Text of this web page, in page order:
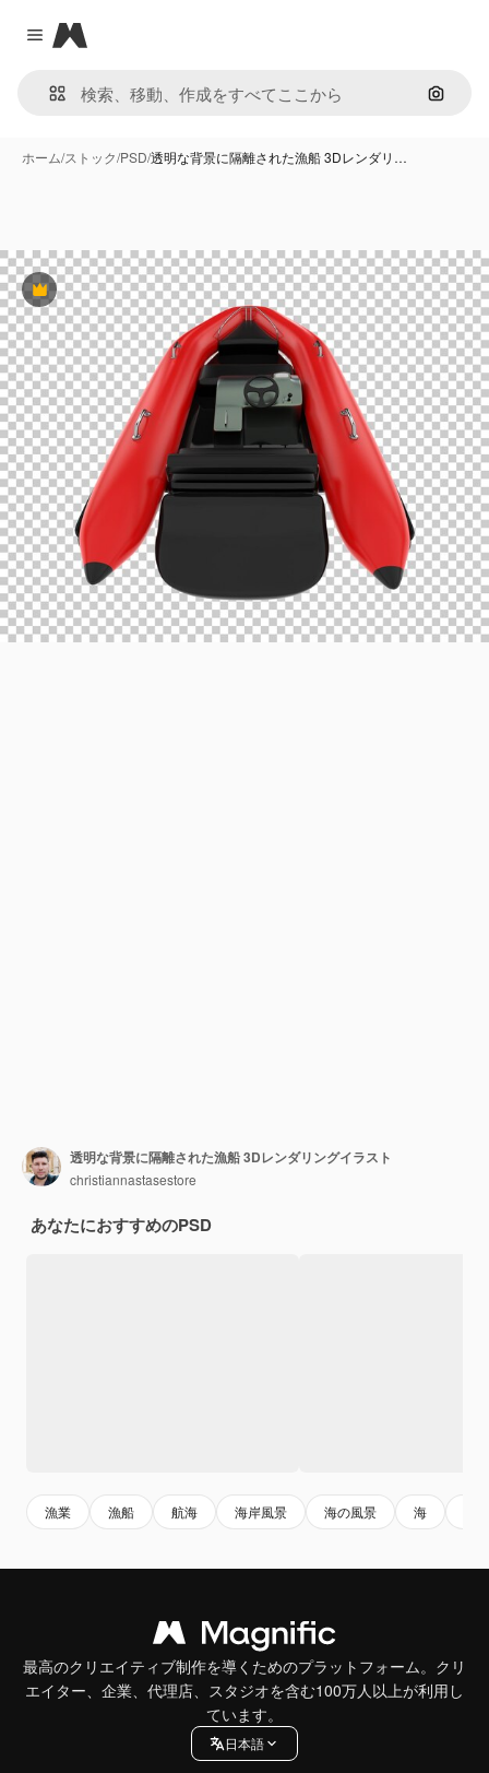
Close menu
Magnific
画像で
ホーム/ストック/PSD/透明な背景に隔離された漁船 3Dレンダリ…
Premium
透明な背景に隔離された漁船 3Dレンダリングイラスト
christiannastasestore
あなたにおすすめのPSD
漁業 漁船 航海 海岸風景 海の風景 海
最高のクリエイティブ制作を導くためのプラットフォーム。クリ
エイター、企業、代理店、スタジオを含む100万人以上が利用し
ています。
日本語